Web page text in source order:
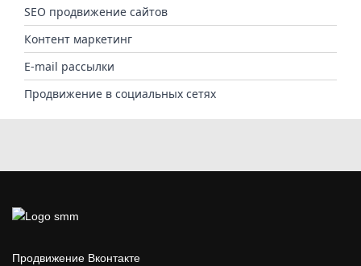
SEO продвижение сайтов
Контент маркетинг
E-mail рассылки
Продвижение в социальных сетях
Продвижение Вконтакте